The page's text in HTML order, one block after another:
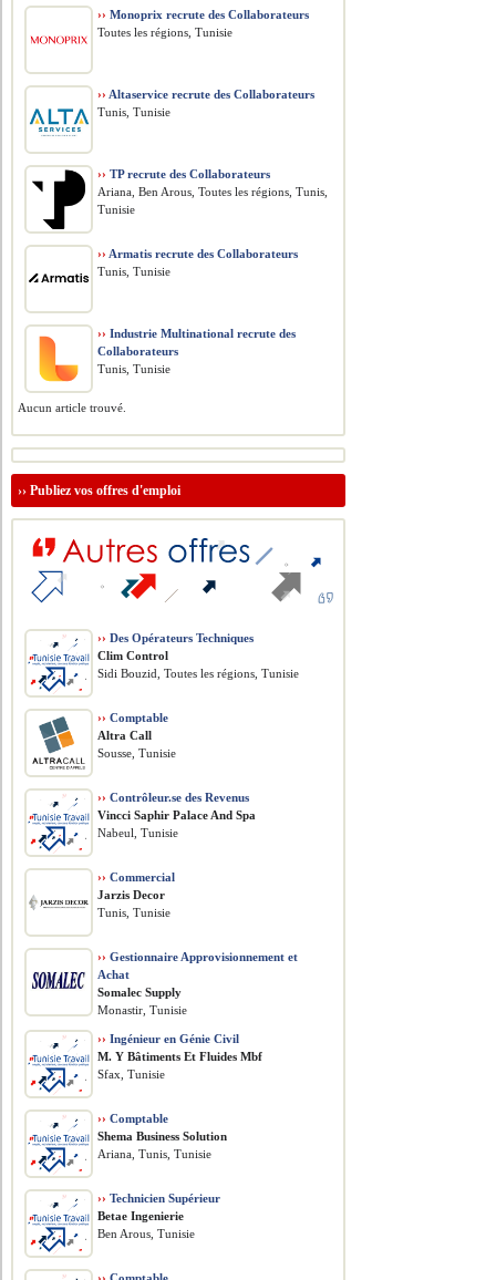
›› Monoprix recrute des Collaborateurs
Toutes les régions, Tunisie
›› Altaservice recrute des Collaborateurs
Tunis, Tunisie
›› TP recrute des Collaborateurs
Ariana, Ben Arous, Toutes les régions, Tunis,
Tunisie
›› Armatis recrute des Collaborateurs
Tunis, Tunisie
›› Industrie Multinational recrute des
Collaborateurs
Tunis, Tunisie
Aucun article trouvé.
››Publiez vos offres d'emploi
›› Des Opérateurs Techniques
Clim Control
Sidi Bouzid, Toutes les régions, Tunisie
›› Comptable
Altra Call
Sousse, Tunisie
›› Contrôleur.se des Revenus
Vincci Saphir Palace And Spa
Nabeul, Tunisie
›› Commercial
Jarzis Decor
Tunis, Tunisie
›› Gestionnaire Approvisionnement et
Achat
Somalec Supply
Monastir, Tunisie
›› Ingénieur en Génie Civil
M. Y Bâtiments Et Fluides Mbf
Sfax, Tunisie
›› Comptable
Shema Business Solution
Ariana, Tunis, Tunisie
›› Technicien Supérieur
Betae Ingenierie
Ben Arous, Tunisie